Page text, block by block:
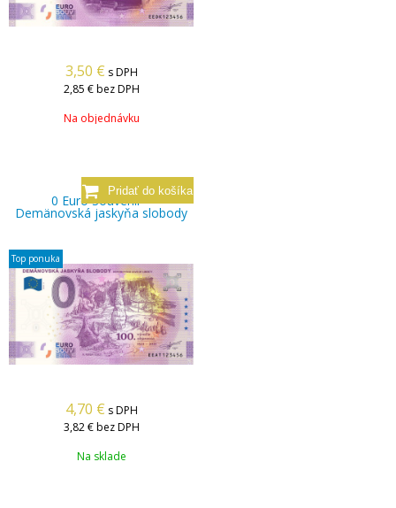
3,50 € s DPH
2,85 € bez DPH
Na objednávku
0 Euro Souvenir –
Demänovská jaskyňa slobody
Top ponuka
4,70 € s DPH
3,82 € bez DPH
Na sklade